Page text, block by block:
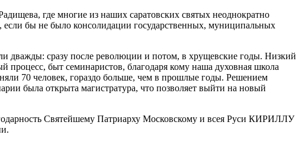
где многие из наших саратовских святых неоднократно
бы не было консолидации государственных, муниципальных
дважды: сразу после революции и потом, в хрущевские годы. Низкий
процесс, быт семинаристов, благодаря кому наша духовная школа
70 человек, гораздо больше, чем в прошлые годы. Решением
была открыта магистратура, что позволяет выйти на новый
Святейшему Патриарху Московскому и всея Руси КИРИЛЛУ